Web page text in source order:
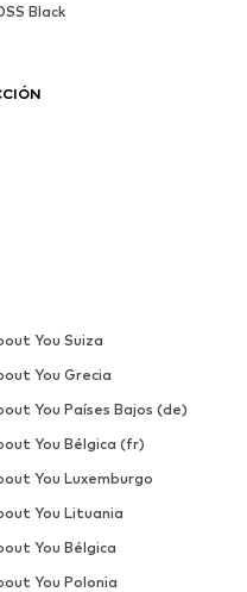
Black
You Suiza
You Grecia
You Países Bajos (de)
You Bélgica (fr)
You Luxemburgo
You Lituania
You Bélgica
You Polonia